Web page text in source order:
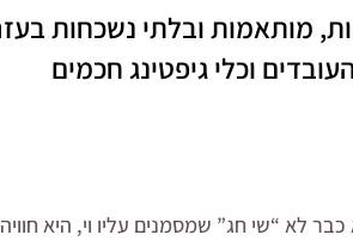
מותאמות ובלתי נשכחות
העובדים וכלי גיפטינג חכמים
לא “שי חג” שמסמנים עליו וי, היא